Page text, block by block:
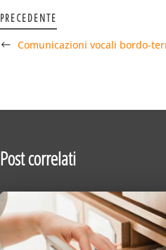
PRECEDENTE
Comunicazioni vocali bordo-
Post correlati